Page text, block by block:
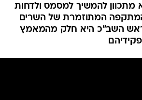
מתכוון להמשיך למסמס ולדחות
המתקפה המתוזמרת של השרים
השב"כ היא חלק מהמאמץ